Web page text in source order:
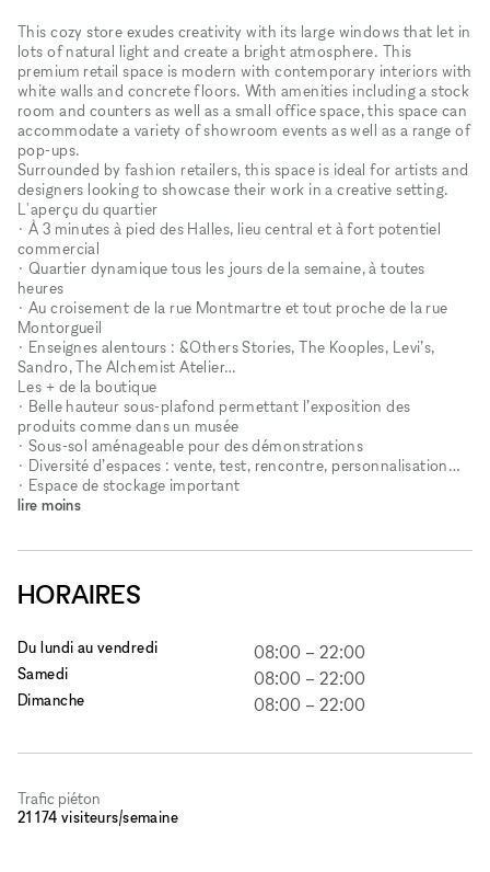
This cozy store exudes creativity with its large windows that let in
lots of natural light and create a bright atmosphere. This
premium retail space is modern with contemporary interiors with
white walls and concrete floors. With amenities including a stock
room and counters as well as a small office space, this space can
accommodate a variety of showroom events as well as a range of
pop-ups.
Surrounded by fashion retailers, this space is ideal for artists and
designers looking to showcase their work in a creative setting.
L'aperçu du quartier
• À 3 minutes à pied des Halles, lieu central et à fort potentiel
commercial
• Quartier dynamique tous les jours de la semaine, à toutes
heures
• Au croisement de la rue Montmartre et tout proche de la rue
Montorgueil
• Enseignes alentours : &Others Stories, The Kooples, Levi’s,
Sandro, The Alchemist Atelier…
Les + de la boutique
• Belle hauteur sous-plafond permettant l’exposition des
produits comme dans un musée
• Sous-sol aménageable pour des démonstrations
• Diversité d’espaces : vente, test, rencontre, personnalisation…
• Espace de stockage important
lire moins
HORAIRES
Du lundi au vendredi 08:00 – 22:00
Samedi 08:00 – 22:00
Dimanche 08:00 – 22:00
Trafic piéton
21 174 visiteurs/semaine